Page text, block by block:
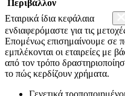
Περιβάλλον
Εταιρικά ίδια κεφάλαια
ενδιαφερόμαστε για τις
Επομένως επισημαίνουμε σε
εμπλέκονται οι εταιρείες με
από τον τρόπο
το πώς κερδίζουν χρήματα.
Γενετικά